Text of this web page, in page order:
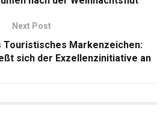
Next Post
Touristisches Markenzeichen:
sich der Exzellenzinitiative an